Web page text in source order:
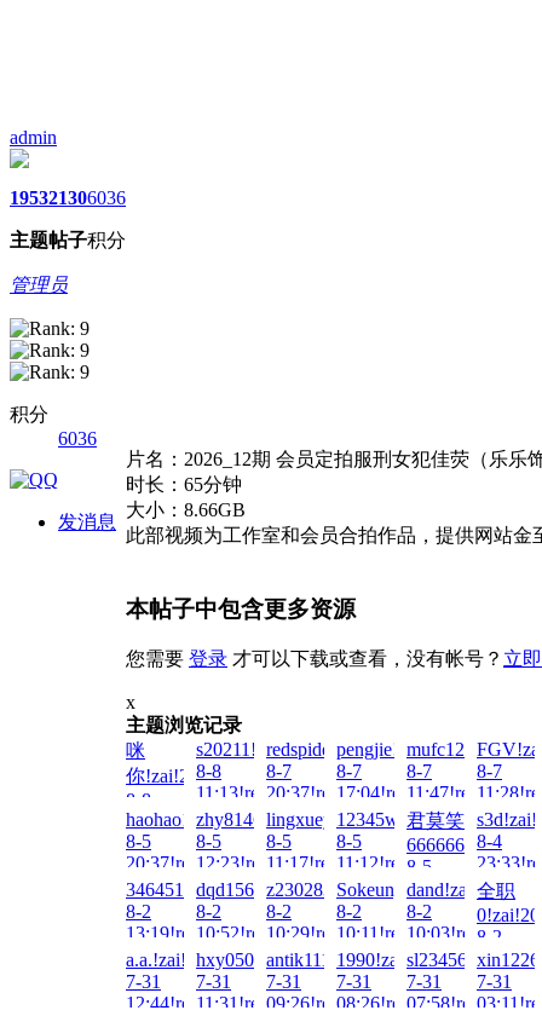
admin
1953
主题
2130
帖子
6036
积分
管理员
积分
6036
发消息
片名：2026_12期 会员定拍服刑女犯佳荧（乐乐
时长：65分钟
大小：8.66GB
此部视频为工作室和会员合拍作品，提供网站金
本帖子中包含更多资源
您需要 登录 才可以下载或查看，没有帐号？ 立
x
主题浏览记录
咪
你!zai!2026-
8-8
13:22!read!
s20211!zai!2026-
8-8
11:13!read!
redspider!zai!2026-
8-7
20:37!read!
pengjie!zai!2026-
8-7
17:04!read!
8-7
11:47!read!
8-7
haohao1998!zai!2026-
8-5
20:37!read!
zhy8146!zai!2026-
8-5
12:23!read!
lingxueyan!zai!2026-
8-5
11:17!read!
12345wto!zai!2026-
8-5
11:12!read!
君莫笑
666666!zai!2026-
8-5
01:05!read!
8-4
3464511848!zai!2026-
8-2
13:19!read!
dqd15627860451!zai!2026-
8-2
10:52!read!
z230283!zai!2026-
8-2
10:29!read!
Sokeung00!zai!2026-
8-2
10:11!read!
dand!zai!2026-
8-2
10:03!read!
全职
8-2
a.a.!zai!2026-
7-31
12:44!read!
hxy050923!zai!2026-
7-31
11:31!read!
antik1111!zai!2026-
7-31
09:26!read!
1990!zai!2026-
7-31
08:26!read!
7-31
07:58!read!
7-31